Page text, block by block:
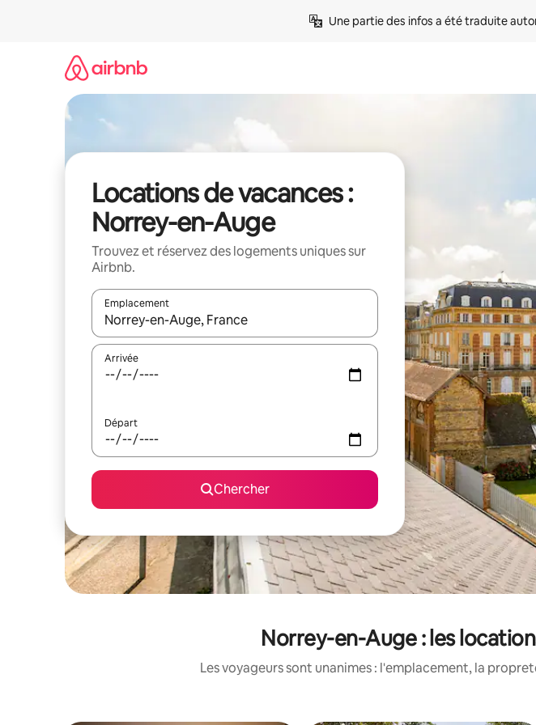
Une partie des infos a été traduite
Locations de vacances :
Norrey-en-Auge
Trouvez et réservez des logements uniques sur
Airbnb.
Emplacement
Quand les résultats sont affichés, parcourez-les en utilisant les flèches vers le
Arrivée
Départ
Chercher
Norrey-en-Auge : les
Les voyageurs sont unanimes : l'emplacement, la